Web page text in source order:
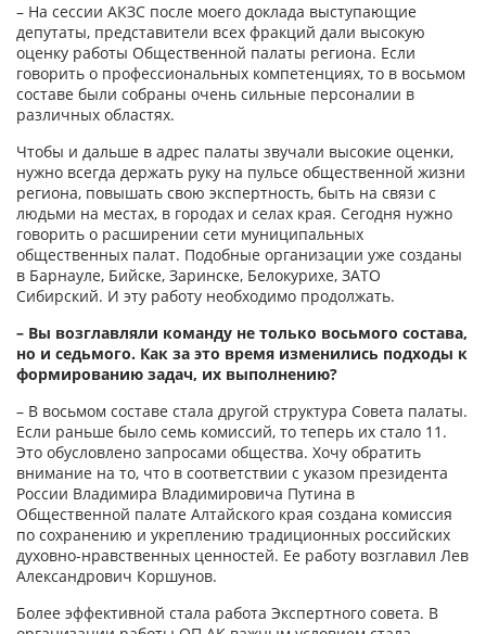
– На сессии АКЗС после мо­его доклада выступающие
депутаты, представители всех фракций дали высокую
оценку работы Общественной палаты региона. Если
говорить о профессиональных компетенциях, то в восьмом
составе были собраны очень сильные персоналии в
различных областях.
Чтобы и дальше в адрес палаты звучали высокие оценки,
нужно всегда держать руку на пульсе общественной жизни
региона, повышать свою экспертность, быть на связи с
людьми на местах, в городах и селах края. Сегодня нужно
говорить о расширении сети муниципальных
общественных палат. Подобные организации уже созданы
в Барнауле, Бийске, Заринске, Белокурихе, ЗАТО
Сибирский. И эту работу необходимо продолжать.
– Вы возглавляли команду не только восьмого состава,
но и седьмого. Как за это время изменились подходы к
формированию задач, их выполнению?
– В восьмом составе стала другой структура Совета палаты.
Если раньше было семь комиссий, то теперь их стало 11.
Это обусловлено запросами общества. Хочу обратить
внимание на то, что в соответствии с указом президента
России Владимира Владимировича Путина в
Общественной палате Алтайского края создана комиссия
по сохранению и укреплению традиционных российских
духовно-нравственных ценностей. Ее работу возглавил Лев
Александрович Коршунов.
Более эффективной стала работа Экспертного совета. В